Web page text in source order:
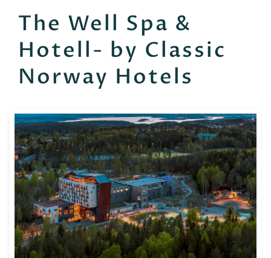
The Well Spa &
Hotell- by Classic
Norway Hotels